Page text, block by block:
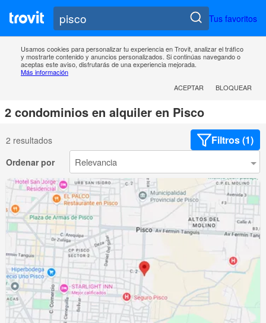
Tus favoritos
Usamos cookies para personalizar tu experiencia en Trovit, analizar el tráfico
y mostrarte contenido y anuncios personalizados. Si continúas navegando o
aceptas este aviso, disfrutarás de una experiencia mejorada.
Más información
ACEPTAR
BLOQUEAR
2 condominios en alquiler en Pisco
2 resultados Filtros (1)
Ordenar por